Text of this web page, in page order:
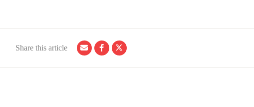
Share this article